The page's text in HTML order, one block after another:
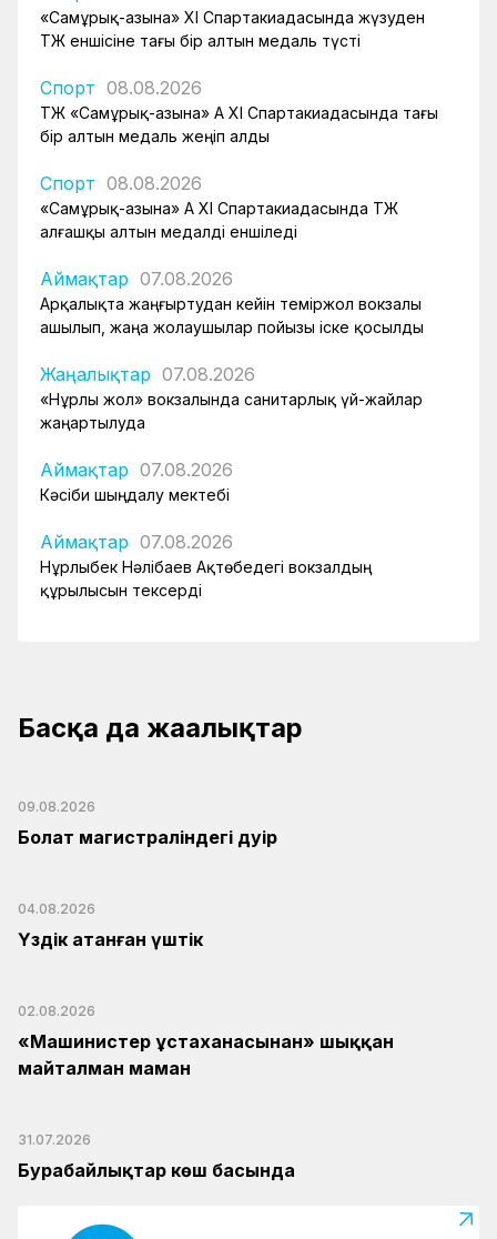
«Самұрық-Қазына» XI Спартакиадасында жүзуден
ҚТЖ еншісіне тағы бір алтын медаль түсті
Спорт 08.08.2026
ҚТЖ «Самұрық-Қазына» АҚ XI Спартакиадасында тағы
бір алтын медаль жеңіп алды
Спорт 08.08.2026
«Самұрық-Қазына» АҚ XI Спартакиадасында ҚТЖ
алғашқы алтын медалді еншіледі
Аймақтар 07.08.2026
Арқалықта жаңғыртудан кейін теміржол вокзалы
ашылып, жаңа жолаушылар пойызы іске қосылды
Жаңалықтар 07.08.2026
«Нұрлы жол» вокзалында санитарлық үй-жайлар
жаңартылуда
Аймақтар 07.08.2026
Кәсіби шыңдалу мектебі
Аймақтар 07.08.2026
Нұрлыбек Нәлібаев Ақтөбедегі вокзалдың
құрылысын тексерді
Басқа да жаңалықтар
09.08.2026
Болат магистраліндегі дәуір
04.08.2026
Үздік атанған үштік
02.08.2026
«Машинистер ұстаханасынан» шыққан
майталман маман
31.07.2026
Бурабайлықтар көш басында